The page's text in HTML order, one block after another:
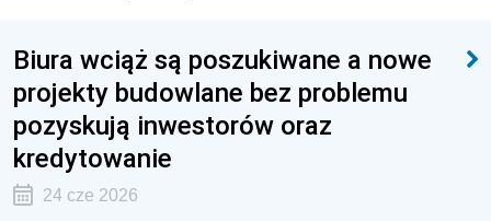
Biura wciąż są poszukiwane a nowe
projekty budowlane bez problemu
pozyskują inwestorów oraz
kredytowanie
24 cze 2026